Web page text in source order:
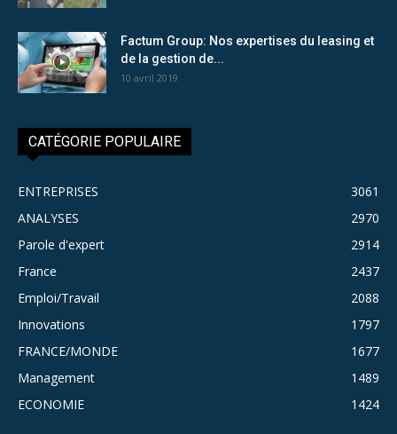
Factum Group: Nos expertises du leasing et
de la gestion de...
10 avril 2019
CATÉGORIE POPULAIRE
ENTREPRISES
3061
ANALYSES
2970
Parole d'expert
2914
France
2437
Emploi/Travail
2088
Innovations
1797
FRANCE/MONDE
1677
Management
1489
ECONOMIE
1424